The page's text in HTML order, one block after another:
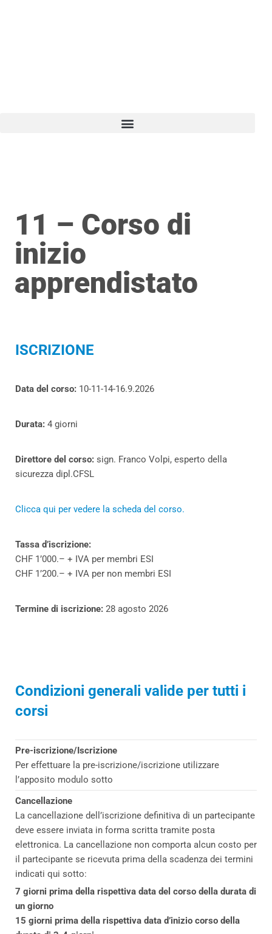
11 – Corso di
inizio
apprendistato
ISCRIZIONE
Data del corso: 10-11-14-16.9.2026
Durata: 4 giorni
Direttore del corso: sign. Franco Volpi, esperto della
sicurezza dipl.CFSL
Clicca qui per vedere la scheda del corso.
Tassa d’iscrizione:
CHF 1’000.– + IVA per membri ESI
CHF 1’200.– + IVA per non membri ESI
Termine di iscrizione: 28 agosto 2026
Condizioni generali valide per tutti i
corsi
Pre-iscrizione/Iscrizione
Per effettuare la pre-iscrizione/iscrizione utilizzare
l’apposito modulo sotto
Cancellazione
La cancellazione dell’iscrizione definitiva di un partecipante
deve essere inviata in forma scritta tramite posta
elettronica. La cancellazione non comporta alcun costo per
il partecipante se ricevuta prima della scadenza dei termini
indicati qui sotto:
7 giorni prima della rispettiva data del corso della durata di
un giorno
15 giorni prima della rispettiva data d’inizio corso della